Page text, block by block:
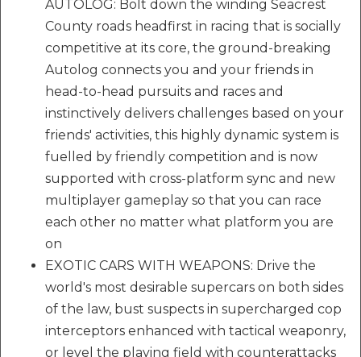
AUTOLOG: Bolt down the winding Seacrest
County roads headfirst in racing that is socially
competitive at its core, the ground-breaking
Autolog connects you and your friends in
head-to-head pursuits and races and
instinctively delivers challenges based on your
friends' activities, this highly dynamic system is
fuelled by friendly competition and is now
supported with cross-platform sync and new
multiplayer gameplay so that you can race
each other no matter what platform you are
on
EXOTIC CARS WITH WEAPONS: Drive the
world's most desirable supercars on both sides
of the law, bust suspects in supercharged cop
interceptors enhanced with tactical weaponry,
or level the playing field with counterattacks